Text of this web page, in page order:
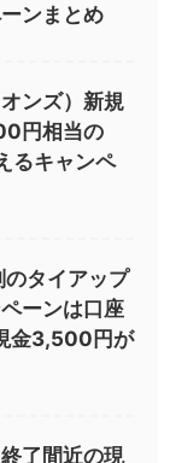
ンまとめ
ンズ）新規
円相当の
るキャンペ
のタイアップ
ーンは口座
金3,500円が
了間近の現